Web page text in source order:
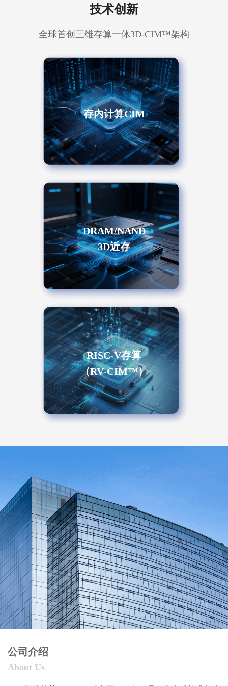
技术创新
全球首创三维存算一体3D-CIM™架构
存内计算CIM
DRAM/NAND
3D近存
RISC-V存算
（RV-CIM™）
公司介绍
About Us